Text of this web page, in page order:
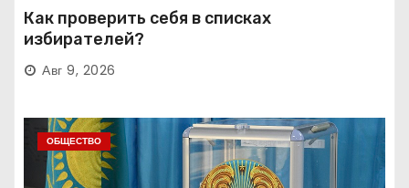
Как проверить себя в списках
избирателей?
Авг 9, 2026
ОБЩЕСТВО